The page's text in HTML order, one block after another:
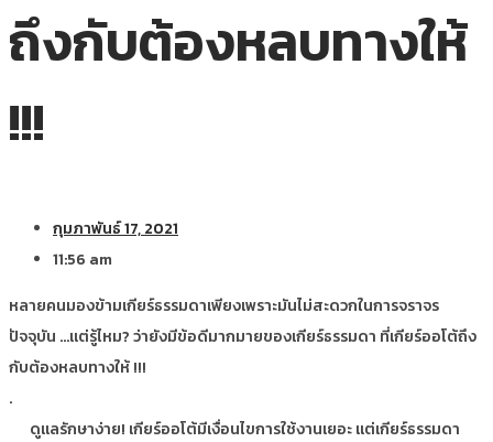
ถึงกับต้องหลบทางให้
!!!
กุมภาพันธ์ 17, 2021
11:56 am
หลายคนมองข้ามเกียร์ธรรมดาเพียงเพราะมันไม่สะดวกในการจราจร
ปัจจุบัน …แต่รู้ไหม? ว่ายังมีข้อดีมากมายของเกียร์ธรรมดา ที่เกียร์ออโต้ถึง
กับต้องหลบทางให้ !!!
.
ดูแลรักษาง่าย! เกียร์ออโต้มีเงื่อนไขการใช้งานเยอะ แต่เกียร์ธรรมดา